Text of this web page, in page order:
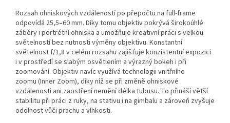
Rozsah ohniskových vzdáleností po přepočtu na full-frame
odpovídá 25,5–60 mm. Díky tomu objektiv pokrývá širokoúhlé
záběry i portrétní ohniska a umožňuje kreativní práci s velkou
světelností bez nutnosti výměny objektivu. Konstantní
světelnost f/1,8 v celém rozsahu zajišťuje konzistentní expozici
i v prostředí se slabým osvětlením a výrazný bokeh i při
zoomování. Objektiv navíc využívá technologii vnitřního
zoomu (Inner Zoom), díky níž se při změně ohniskové
vzdálenosti ani zaostření nemění délka tubusu. To přináší větší
stabilitu při práci z ruky, na stativu i na gimbalu a zároveň zvyšuje
odolnost vůči prachu a vlhkosti.